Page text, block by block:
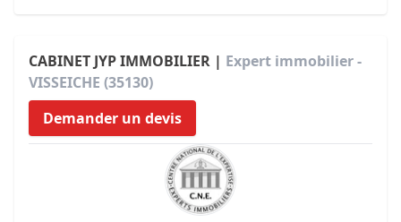
CABINET JYP IMMOBILIER | Expert immobilier -
VISSEICHE (35130)
Demander un devis